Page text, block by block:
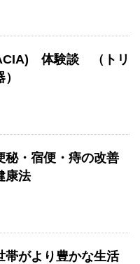
体験談 （トリ
秘・宿便・痔の改善
康法
帯がより豊かな生活